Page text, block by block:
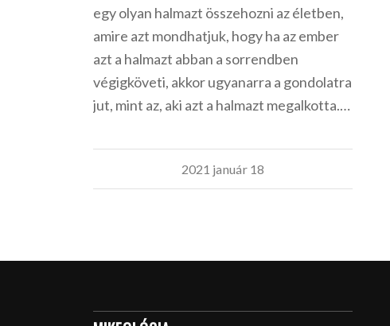
egy olyan halmazt összehozni az életben,
amire azt mondhatjuk, hogy ha az ember
azt a halmazt abban a sorrendben
végigköveti, akkor ugyanarra a gondolatra
jut, mint az, aki azt a halmazt megalkotta.…
2021 január 18